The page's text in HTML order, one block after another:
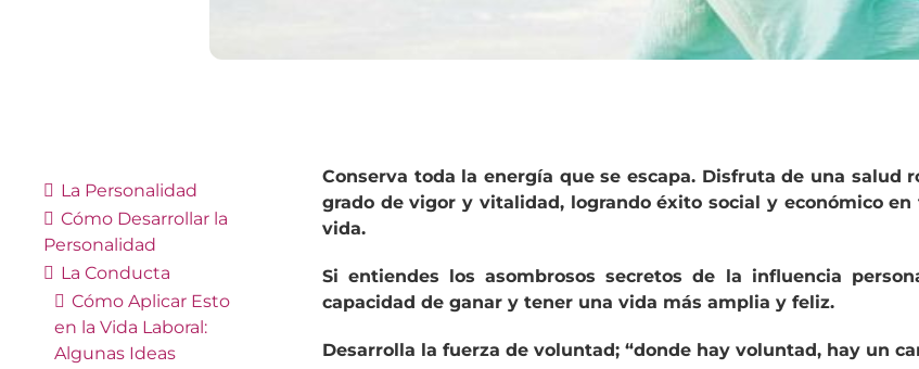
La Personalidad
Cómo Desarrollar la
Personalidad
La Conducta
Cómo Aplicar Esto
en la Vida Laboral:
Algunas Ideas
Conserva toda la energía que se escapa. Disfruta de una salud
grado de vigor y vitalidad, logrando éxito social y económico en
vida.
Si entiendes los asombrosos secretos de la influencia
capacidad de ganar y tener una vida más amplia y feliz.
Desarrolla la fuerza de voluntad; “donde hay voluntad, hay un